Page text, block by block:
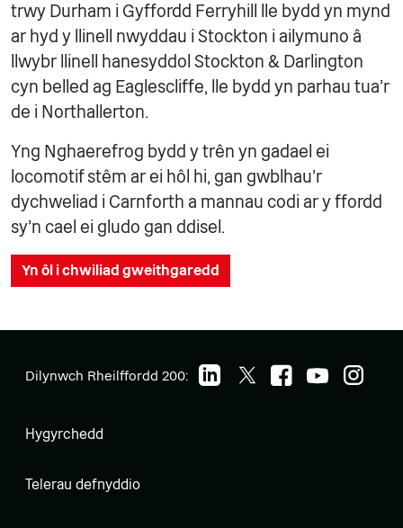
trwy Durham i Gyffordd Ferryhill lle bydd yn mynd
ar hyd y llinell nwyddau i Stockton i ailymuno â
llwybr llinell hanesyddol Stockton & Darlington
cyn belled ag Eaglescliffe, lle bydd yn parhau tua'r
de i Northallerton.
Yng Nghaerefrog bydd y trên yn gadael ei
locomotif stêm ar ei hôl hi, gan gwblhau'r
dychweliad i Carnforth a mannau codi ar y ffordd
sy'n cael ei gludo gan ddisel.
Yn ôl i chwiliad gweithgaredd
Dilynwch Rheilffordd 200:
Hygyrchedd
Telerau defnyddio